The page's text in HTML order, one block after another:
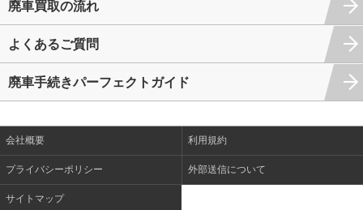
廃車買取の流れ
よくあるご質問
廃車手続きパーフェクトガイド
会社概要 利用規約
プライバシーポリシー 外部送信について
サイトマップ